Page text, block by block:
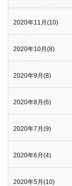
2020年11月(10)
2020年10月(8)
2020年9月(8)
2020年8月(6)
2020年7月(9)
2020年6月(4)
2020年5月(10)